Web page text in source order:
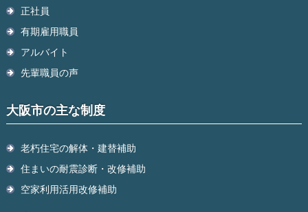
正社員
有期雇用職員
アルバイト
先輩職員の声
大阪市の主な制度
老朽住宅の解体・建替補助
住まいの耐震診断・改修補助
空家利用活用改修補助